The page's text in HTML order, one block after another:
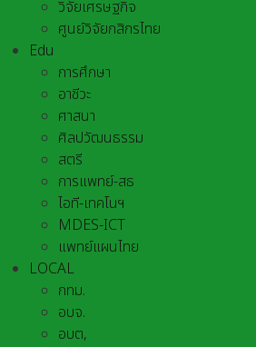
วิจัยเศรษฐกิจ
ศูนย์วิจัยกสิกรไทย
Edu
การศึกษา
อาชีวะ
ศาสนา
ศิลปวัฒนธรรม
สตรี
การแพทย์-สธ
ไอที-เทคโนฯ
MDES-ICT
แพทย์แผนไทย
LOCAL
กทม.
อบจ.
อบต,